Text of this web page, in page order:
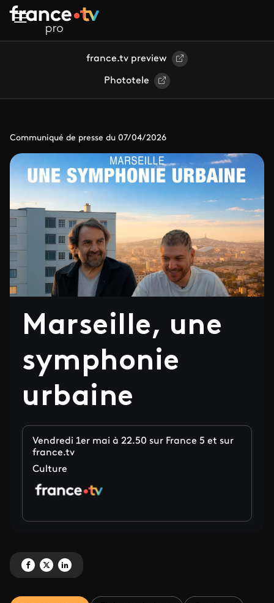
Aller au contenu principal
france.tv preview
Phototele
Communiqué de presse du 07/04/2026
Marseille, une
symphonie
urbaine
Vendredi 1er mai à 22.50 sur France 5 et sur
france.tv
Culture
Partagez 'Marseille, une symphonie urbaine' sur Facebook
Partagez 'Marseille, une symphonie urbaine' sur X
Partagez 'Marseille, une symphonie urbaine' sur LinkedIn